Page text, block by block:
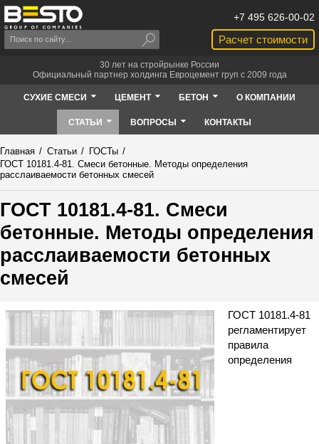
Расчет стоимости
+7 495 626-00-02
30 лет на стройрынке России
Официальный партнер холдинга Евроцемент груп с 2009 года
СУХИЕ СМЕСИ ЦЕМЕНТ БЕТОН О КОМПАНИИ
СТАТЬИ ВОПРОСЫ КОНТАКТЫ
Главная / Статьи / ГОСТы /
ГОСТ 10181.4-81. Смеси бетонные. Методы определения
расслаиваемости бетонных смесей
ГОСТ 10181.4-81. Смеси
бетонные. Методы определения
расслаиваемости бетонных
смесей
ГОСТ 10181.4-81
регламентирует
правила
определения